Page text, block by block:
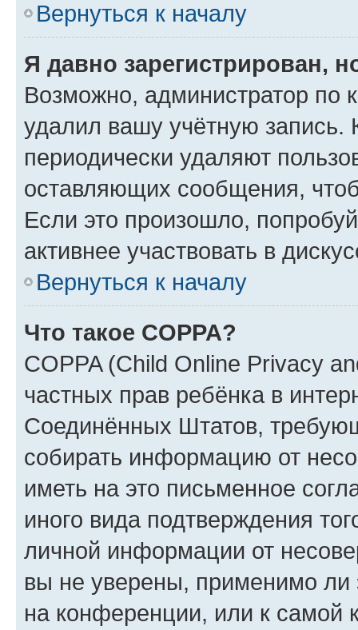
Вернуться к началу
Я давно зарегистрирован,
Возможно, администратор по
удалил вашу учётную запись.
периодически удаляют
оставляющих сообщения,
Если это произошло,
активнее участвовать в
Вернуться к началу
Что такое COPPA?
COPPA (Child Online Privacy
частных прав ребёнка в
Соединённых Штатов,
собирать информацию от
иметь на это письменное
иного вида подтверждения
личной информации от
вы не уверены, применимо ли
на конференции, или к самой